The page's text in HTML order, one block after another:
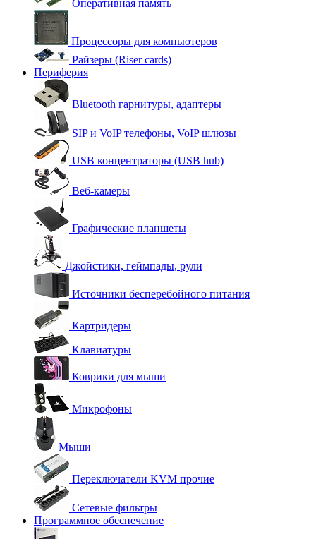
Оперативная память
Процессоры для компьютеров
Райзеры (Riser cards)
Периферия
Bluetooth гарнитуры, адаптеры
SIP и VoIP телефоны, VoIP шлюзы
USB концентраторы (USB hub)
Веб-камеры
Графические планшеты
Джойстики, геймпады, рули
Источники бесперебойного питания
Картридеры
Клавиатуры
Коврики для мыши
Микрофоны
Мыши
Переключатели KVM прочие
Сетевые фильтры
Программное обеспечение